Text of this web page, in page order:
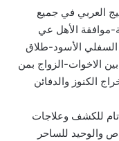
العربي في جميع
موافقة الأهل عي
الأسود-طلاق
الاخوات-الزواج بمن
الكنوز والدفائن
تام للكشف وعلاجات
والوحيد للساحر